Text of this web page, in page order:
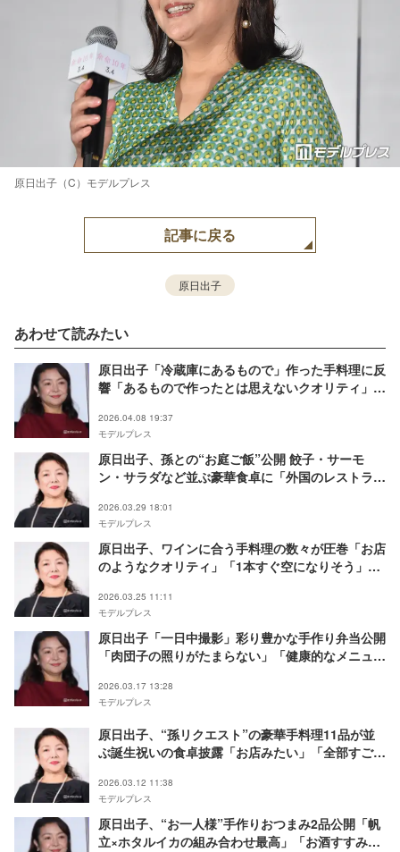
原日出子（C）モデルプレス
記事に戻る
原日出子
あわせて読みたい
原日出子「冷蔵庫にあるもので」作った手料理に反
響「あるもので作ったとは思えないクオリティ」
2026.04.08 19:37
モデルプレス
原日出子、孫との“お庭ご飯”公開 餃子・サーモ
ン・サラダなど並ぶ豪華食卓に「外国のレストラン
2026.03.29 18:01
モデルプレス
原日出子、ワインに合う手料理の数々が圧巻「お店
のようなクオリティ」「1本すぐ空になりそう」の
2026.03.25 11:11
モデルプレス
原日出子「一日中撮影」彩り豊かな手作り弁当公開
「肉団子の照りがたまらない」「健康的なメニュ
2026.03.17 13:28
モデルプレス
原日出子、“孫リクエスト”の豪華手料理11品が並
ぶ誕生祝いの食卓披露「お店みたい」「全部すごく
2026.03.12 11:38
モデルプレス
原日出子、“お一人様”手作りおつまみ2品公開「帆
立×ホタルイカの組み合わせ最高」「お酒すすみそ